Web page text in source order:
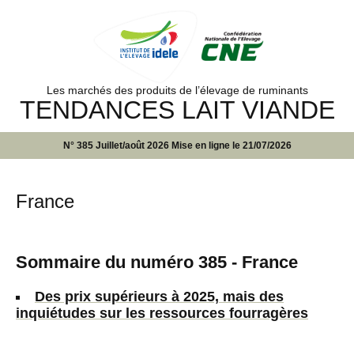
Les marchés des produits de l’élevage de ruminants
TENDANCES LAIT VIANDE
N° 385 Juillet/août 2026 Mise en ligne le 21/07/2026
France
Sommaire du numéro 385 - France
Des prix supérieurs à 2025, mais des
inquiétudes sur les ressources fourragères